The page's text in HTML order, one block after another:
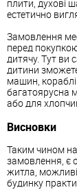
плити, духові
естетично
Замовлення
перед
дитячу. Тут ви
дитини
машин,
багатоярусна
або для
Висновки
Таким чином
замовлення, є
житла,
будинку